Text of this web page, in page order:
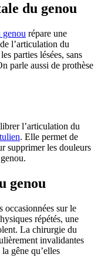
du genou
genou répare une
l’articulation du
parties lésées, sans
parle aussi de prothèse
l’articulation du
. Elle permet de
supprimer les douleurs
genou
occasionnées sur le
répétés, une
La chirurgie du
invalidantes
gêne qu’elles